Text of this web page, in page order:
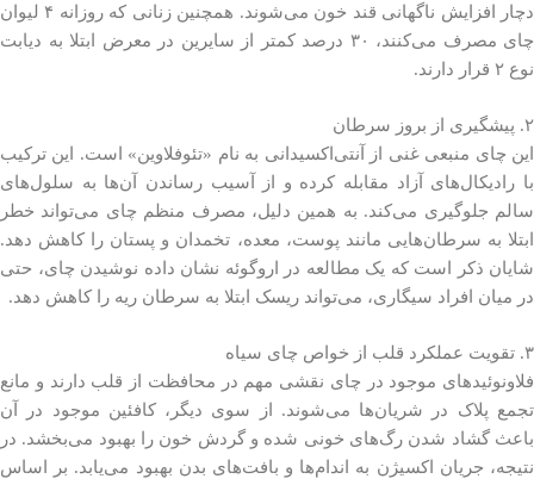
دچار افزایش ناگهانی قند خون می‌شوند. همچنین زنانی که روزانه ۴ لیوان
چای مصرف می‌کنند، ۳۰ درصد کمتر از سایرین در معرض ابتلا به دیابت
نوع ۲ قرار دارند.
۲. پیشگیری از بروز سرطان
این چای منبعی غنی از آنتی‌اکسیدانی به نام «تئوفلاوین» است. این ترکیب
با رادیکال‌های آزاد مقابله کرده و از آسیب رساندن آن‌ها به سلول‌های
سالم جلوگیری می‌کند. به همین دلیل، مصرف منظم چای می‌تواند خطر
ابتلا به سرطان‌هایی مانند پوست، معده، تخمدان و پستان را کاهش دهد.
شایان ذکر است که یک مطالعه در اروگوئه نشان داده نوشیدن چای، حتی
در میان افراد سیگاری، می‌تواند ریسک ابتلا به سرطان ریه را کاهش دهد.
۳. تقویت عملکرد قلب از خواص چای سیاه
فلاونوئیدهای موجود در چای نقشی مهم در محافظت از قلب دارند و مانع
تجمع پلاک در شریان‌ها می‌شوند. از سوی دیگر، کافئین موجود در آن
باعث گشاد شدن رگ‌های خونی شده و گردش خون را بهبود می‌بخشد. در
نتیجه، جریان اکسیژن به اندام‌ها و بافت‌های بدن بهبود می‌یابد. بر اساس